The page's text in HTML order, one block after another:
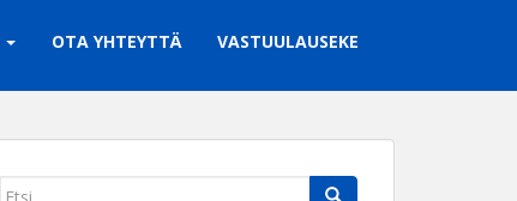
OTA YHTEYTTÄ VASTUULAUSEKE
Search